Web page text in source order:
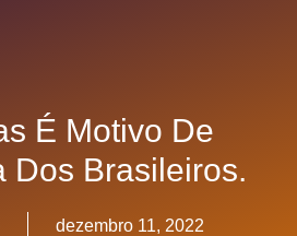
É Motivo De
Dos Brasileiros.
dezembro 11, 2022